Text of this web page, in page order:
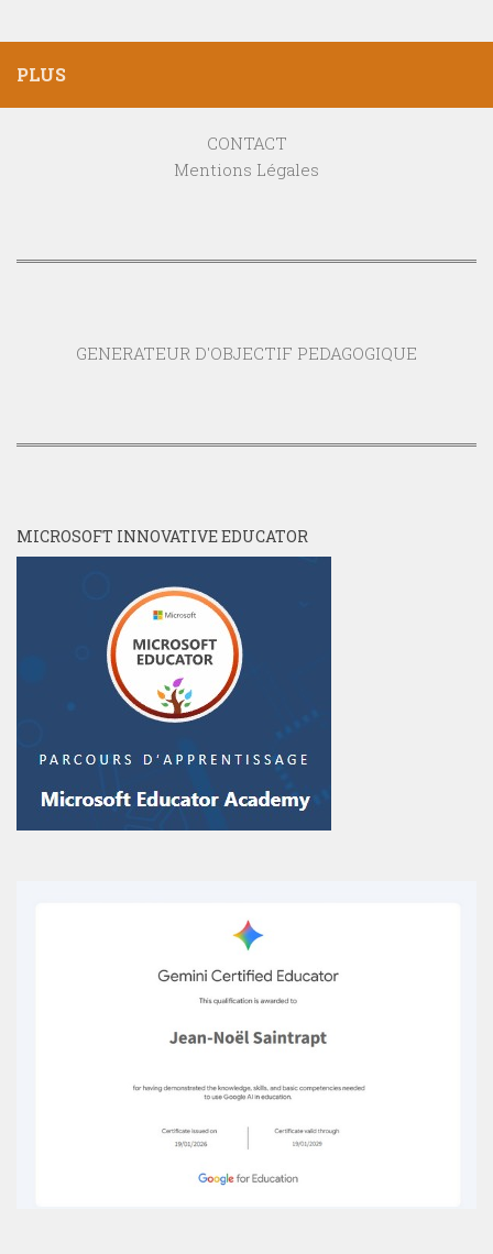
PLUS
CONTACT
Mentions Légales
GENERATEUR D'OBJECTIF PEDAGOGIQUE
MICROSOFT INNOVATIVE EDUCATOR